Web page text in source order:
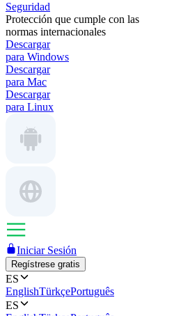
Seguridad
Protección que cumple con las
normas internacionales
Descargar
para Windows
Descargar
para Mac
Descargar
para Linux
Iniciar Sesión
Regístrese gratis
ES
EnglishTürkçePortuguês
ES